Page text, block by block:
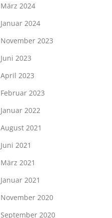
März 2024
Januar 2024
November 2023
Juni 2023
April 2023
Februar 2023
Januar 2022
August 2021
Juni 2021
März 2021
Januar 2021
November 2020
September 2020